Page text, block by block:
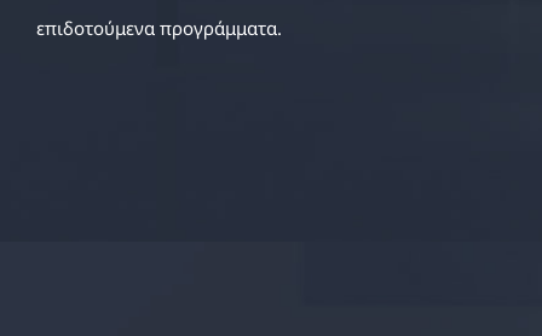
επιδοτούμενα προγράμματα.